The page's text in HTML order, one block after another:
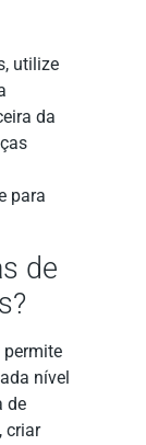
utilize
da
para
de
nível
de
criar